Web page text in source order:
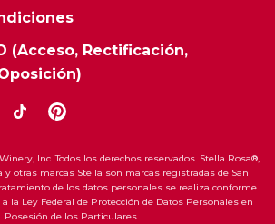
(Acceso, Rectificación,
Inc. Todos los derechos reservados. Stella Rosa®,
y otras marcas Stella son marcas registradas de San
de los datos personales se realiza conforme
la Ley Federal de Protección de Datos Personales en
Posesión de los Particulares.